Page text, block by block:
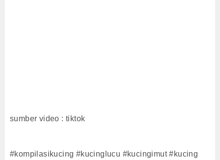
sumber video : tiktok
#kompilasikucing #kucinglucu #kucingimut #kucing